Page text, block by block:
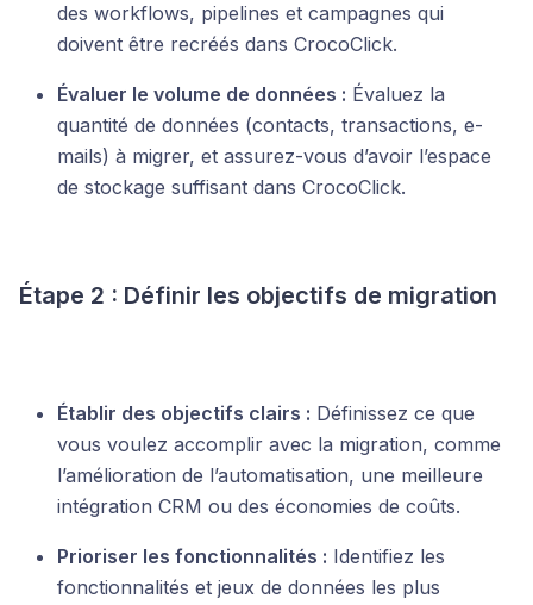
des workflows, pipelines et campagnes qui
doivent être recréés dans CrocoClick.
Évaluer le volume de données : Évaluez la
quantité de données (contacts, transactions, e-
mails) à migrer, et assurez-vous d’avoir l’espace
de stockage suffisant dans CrocoClick.
Étape 2 : Définir les objectifs de migration
Établir des objectifs clairs : Définissez ce que
vous voulez accomplir avec la migration, comme
l’amélioration de l’automatisation, une meilleure
intégration CRM ou des économies de coûts.
Prioriser les fonctionnalités : Identifiez les
fonctionnalités et jeux de données les plus